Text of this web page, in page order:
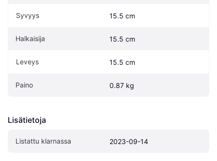
Syvyys 15.5 cm
Halkaisija 15.5 cm
Leveys 15.5 cm
Paino 0.87 kg
Lisätietoja
Listattu klarnassa 2023-09-14